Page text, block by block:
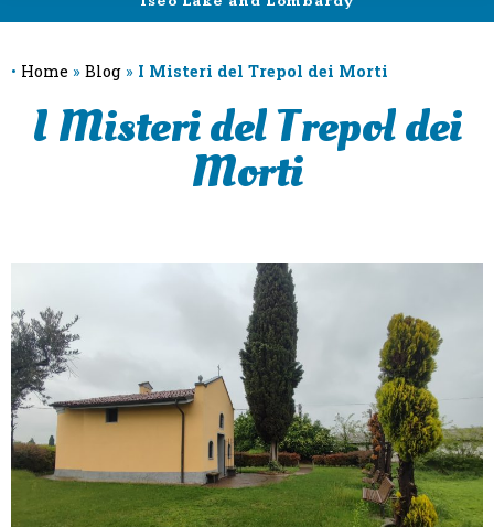
• Home » Blog » I Misteri del Trepol dei Morti
I Misteri del Trepol dei
Morti